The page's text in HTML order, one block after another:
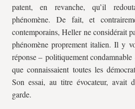
patent, en revanche, qu’il
phénomène. De fait, et
contemporains, Heller ne considérait
phénomène proprement italien. Il y
réponse – politiquement
que connaissaient toutes les
Son essai, au titre évocateur, avait
garde.